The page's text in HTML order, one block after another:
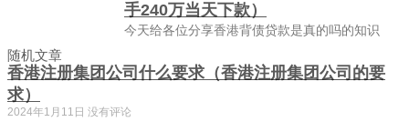
手240万当天下款）
今天给各位分享香港背债贷款是真的吗的知识
随机文章
香港注册集团公司什么要求（香港注册集团公司的要
求）
2024年1月11日 没有评论